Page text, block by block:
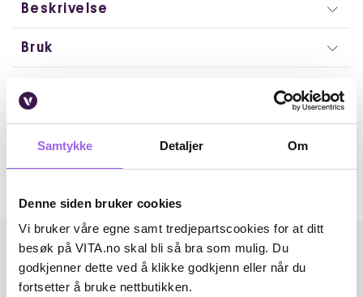
Samtykke Detaljer Om
Denne siden bruker cookies
Vi bruker våre egne samt tredjepartscookies for at ditt
besøk på VITA.no skal bli så bra som mulig. Du
godkjenner dette ved å klikke godkjenn eller når du
fortsetter å bruke nettbutikken.
Beskrivelse
Bruk
Artikkelnummer: 251106034
Omtaler